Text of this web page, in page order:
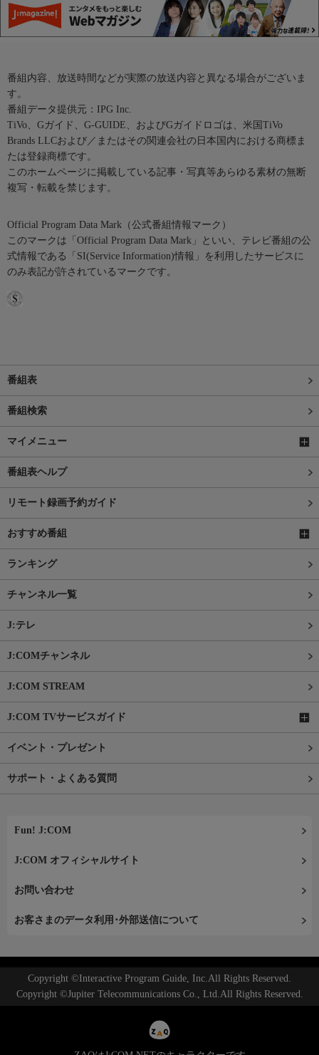
番組内容、放送時間などが実際の放送内容と異なる場合がございま
す。
番組データ提供元：IPG Inc.
TiVo、Gガイド、G-GUIDE、およびGガイドロゴは、米国TiVo
Brands LLCおよび／またはその関連会社の日本国内における商標ま
たは登録商標です。
このホームページに掲載している記事・写真等あらゆる素材の無断
複写・転載を禁じます。
Official Program Data Mark（公式番組情報マーク）
このマークは「Official Program Data Mark」といい、テレビ番組の公
式情報である「SI(Service Information)情報」を利用したサービスに
のみ表記が許されているマークです。
番組表
番組検索
マイメニュー
番組表ヘルプ
リモート録画予約ガイド
おすすめ番組
ランキング
チャンネル一覧
J:テレ
J:COMチャンネル
J:COM STREAM
J:COM TVサービスガイド
イベント・プレゼント
サポート・よくある質問
Fun! J:COM
J:COM オフィシャルサイト
お問い合わせ
お客さまのデータ利用･外部送信について
Copyright ©Interactive Program Guide, Inc.All Rights Reserved.
Copyright ©Jupiter Telecommunications Co., Ltd.All Rights Reserved.